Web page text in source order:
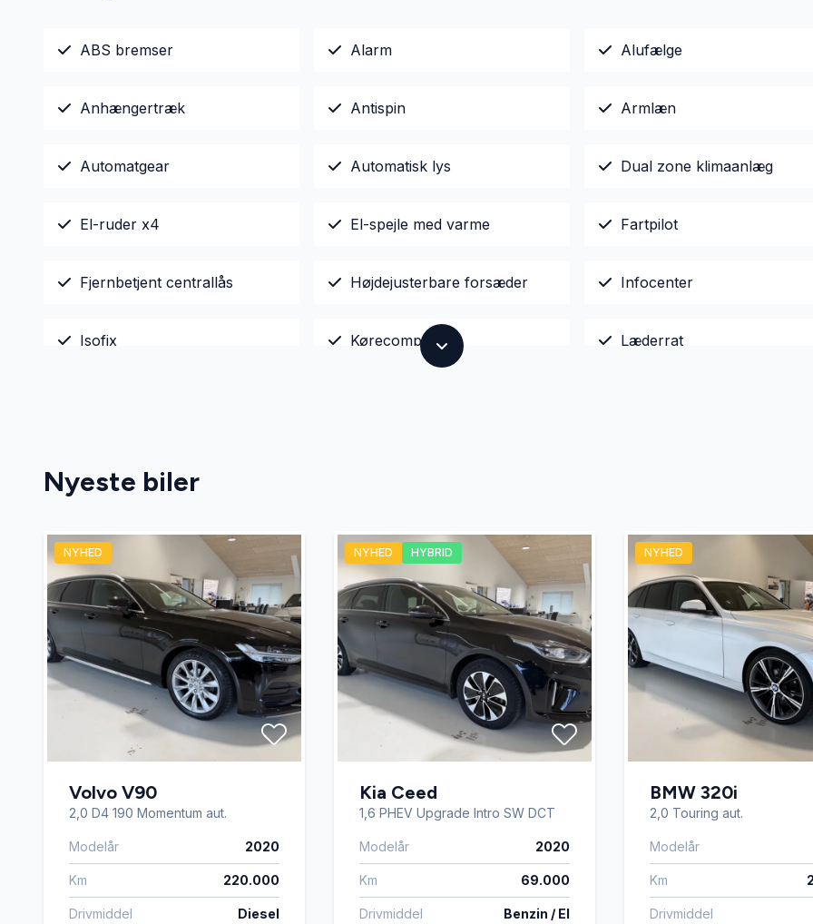
ABS bremser Alarm Alufælge
Anhængertræk Antispin Armlæn
Automatgear Automatisk lys Dual zone klimaanlæg
El-ruder x4 El-spejle med varme Fartpilot
Fjernbetjent centrallås Højdejusterbare forsæder Infocenter
Isofix Kørecomputer Læderrat
Nyeste biler
NYHED
Volvo V90
2,0 D4 190 Momentum aut.
Modelår 2020
Km 220.000
Drivmiddel Diesel
NYHED HYBRID
Kia Ceed
1,6 PHEV Upgrade Intro SW DCT
Modelår 2020
Km 69.000
Drivmiddel Benzin / El
NYHED
BMW 320i
2,0 Touring aut.
Modelår
Km
Drivmiddel